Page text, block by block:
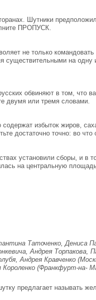
Шутники
ПРОПУСК.
не только
существительными на одну
обвиняют в том, что
двумя или тремя словами.
избыток жиров,
достаточно точно: во что
установили сборы, и в
на центральную
Таточенко, Дениса
Андрея Торпакова,
Андрея Кравченко
(Франкфурт-на-
предлагает называть